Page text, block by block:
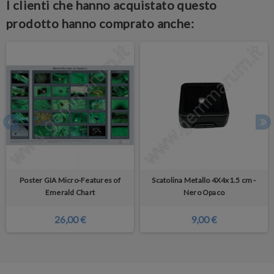
I clienti che hanno acquistato questo
prodotto hanno comprato anche:
Poster GIA Micro-Features of
Emerald Chart
26,00 €
Scatolina Metallo 4X4x1.5 cm -
Nero Opaco
9,00 €